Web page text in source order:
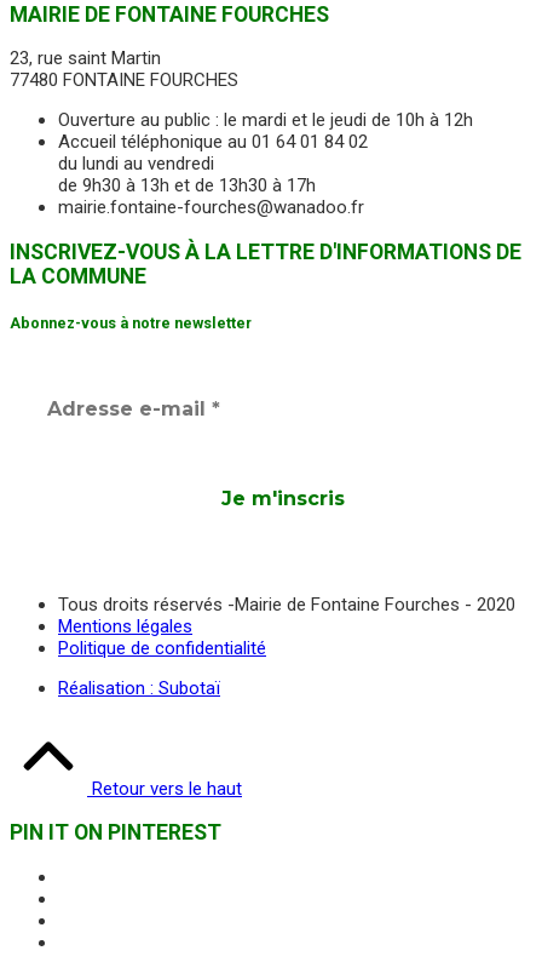
MAIRIE DE FONTAINE FOURCHES
23, rue saint Martin
77480 FONTAINE FOURCHES
Ouverture au public : le mardi et le jeudi de 10h à 12h
Accueil téléphonique au 01 64 01 84 02
du lundi au vendredi
de 9h30 à 13h et de 13h30 à 17h
mairie.fontaine-fourches@wanadoo.fr
INSCRIVEZ-VOUS À LA LETTRE D'INFORMATIONS DE
LA COMMUNE
Abonnez-vous à notre newsletter
Tous droits réservés -Mairie de Fontaine Fourches - 2020
Mentions légales
Politique de confidentialité
Réalisation : Subotaï
Retour vers le haut
PIN IT ON PINTEREST